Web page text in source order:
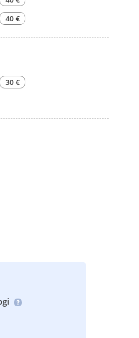
40 €
30 €